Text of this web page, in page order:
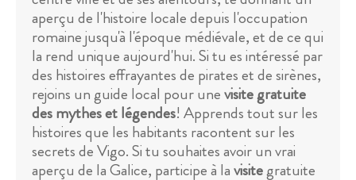
aperçu de l'histoire locale depuis l'occupation
romaine jusqu'à l'époque médiévale, et de ce qui
la rend unique aujourd'hui. Si tu es intéressé par
des histoires effrayantes de pirates et de sirènes,
rejoins un guide local pour unevisite gratuite
des mythes et légendes! Apprends tout sur les
histoires que les habitants racontent sur les
secrets de Vigo. Si tu souhaites avoir un vrai
aperçu de la Galice, participe à lavisitegratuite